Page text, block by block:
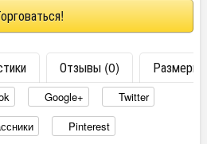
Отзывы (0) Размеры
Google+
Twitter
Pinterest